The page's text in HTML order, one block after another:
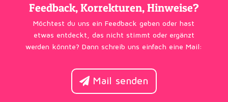
Feedback, Korrekturen, Hinweise?
Möchtest du uns ein Feedback geben oder hast
etwas entdeckt, das nicht stimmt oder ergänzt
werden könnte? Dann schreib uns einfach eine Mail:
Mail senden